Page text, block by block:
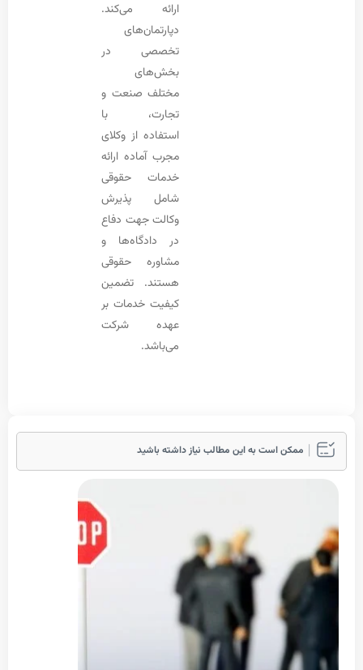
ارائه می‌کند.
تخصصی در
مختلف صنعت و
تجارت، با
استفاده از وکلای
مجرب آماده ارائه
خدمات حقوقی
شامل پذیرش
وکالت جهت دفاع
در دادگاه‌ها و
مشاوره حقوقی
هستند. تضمین
کیفیت خدمات بر
عهده شرکت
ممکن است به این مطالب نیاز داشته باشید